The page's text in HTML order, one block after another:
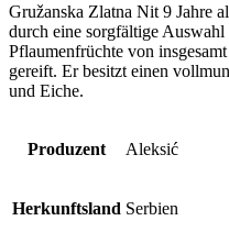
Gružanska Zlatna Nit 9 Jahre
durch eine sorgfältige
Pflaumenfrüchte von
gereift. Er besitzt einen
und Eiche.
Produzent Aleksić
Herkunftsland Serbien